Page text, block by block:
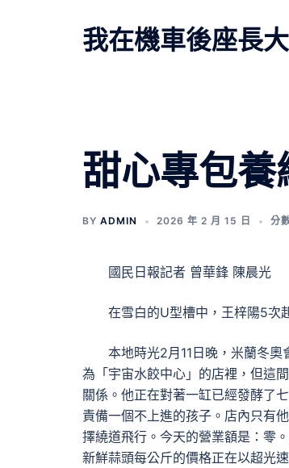
我在機車後座長大
甜心專包
BY ADMIN 2026 年 2 月 15 日 分
國民日報記者 曾華鋒 陳晨光
在雪白的U型槽中，王梓陽5次
本地時光2月11日晚，米蘭冬
為「宇宙水餃中心」的店裡，但這
關係。他正在對著一缸已經發酵了
責備一個不上進的孩子。店內只有
擇繞道飛行。今天的營業額是：零
新鮮蒜頭每公斤的價格正在以超光
文
章
導